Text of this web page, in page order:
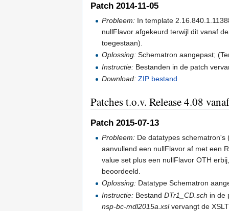
Patch 2014-11-05
Probleem: In template
nullFlavor afgekeurd terwijl dit vanaf
toegestaan).
Oplossing: Schematron aangepast;
Instructie: Bestanden in de patch
Download: ZIP bestand
Patches t.o.v. Release 4.08
Patch 2015-07-13
Probleem: De datatypes
aanvullend een nullFlavor af met een
value set plus een nullFlavor OTH
beoordeeld.
Oplossing: Datatype Schematron
Instructie: BestandDTr1_CD.sch in de
nsp-bc-mdl2015a.xslvervangt de